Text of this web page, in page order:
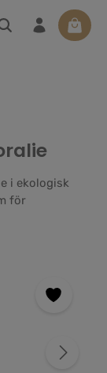
i ekologisk
för